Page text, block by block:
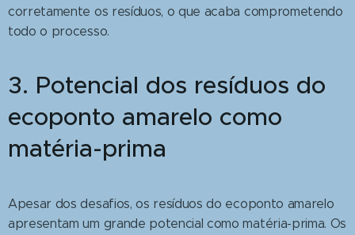
corretamente os resíduos, o que acaba comprometendo
todo o processo.
3. Potencial dos resíduos do
ecoponto amarelo como
matéria-prima
Apesar dos desafios, os resíduos do ecoponto amarelo
apresentam um grande potencial como matéria-prima. Os